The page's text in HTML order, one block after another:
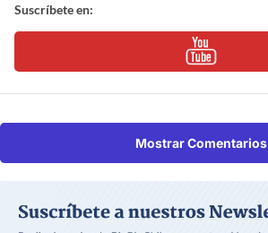
Suscríbete en:
Mostrar Comentarios